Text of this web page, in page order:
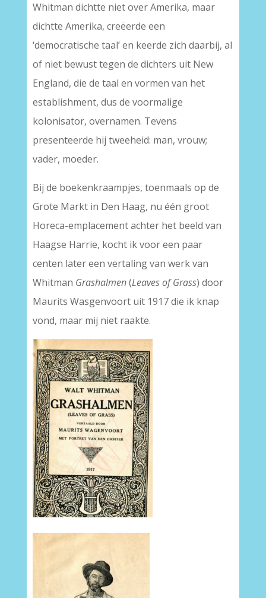
Whitman dichtte niet over Amerika, maar
dichtte Amerika, creëerde een
‘democratische taal’ en keerde zich daarbij, al
of niet bewust tegen de dichters uit New
England, die de taal en vormen van het
establishment, dus de voormalige
kolonisator, overnamen. Tevens
presenteerde hij tweeheid: man, vrouw;
vader, moeder.
Bij de boekenkraampjes, toenmaals op de
Grote Markt in Den Haag, nu één groot
Horeca-emplacement achter het beeld van
Haagse Harrie, kocht ik voor een paar
centen later een vertaling van werk van
Whitman Grashalmen(Leaves of Grass) door
Maurits Wasgenvoort uit 1917 die ik knap
vond, maar mij niet raakte.